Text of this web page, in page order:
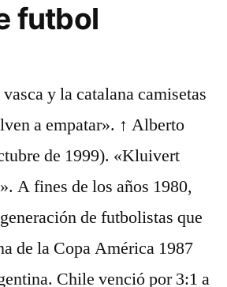
futbol
y la catalana camisetas
a empatar». ↑ Alberto
de 1999). «Kluivert
A fines de los años 1980,
de futbolistas que
de la Copa América 1987
Chile venció por 3:1 a